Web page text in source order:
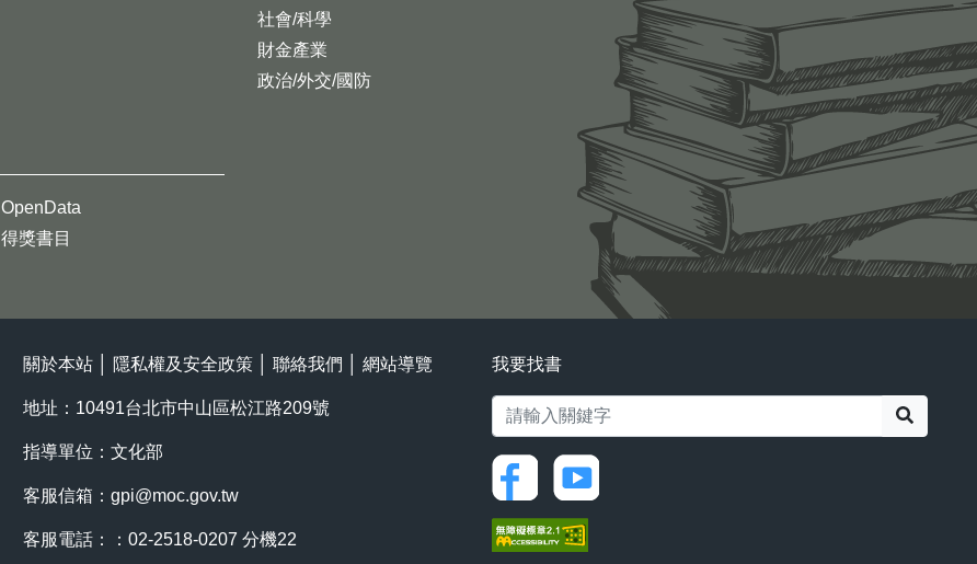
社會/科學
財金產業
政治/外交/國防
OpenData
得獎書目
關於本站 隱私權及安全政策 聯絡我們 網站導覽
地址：10491台北市中山區松江路209號
指導單位：文化部
客服信箱： gpi@moc.gov.tw
客服電話：：02-2518-0207 分機22
我要找書